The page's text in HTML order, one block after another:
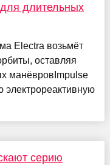
для длительных
Electra возьмёт
оставляя
манёвровImpulse
электрореактивную
серию